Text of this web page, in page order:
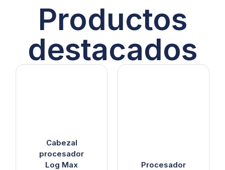
Productos
destacados
Cabezal
procesador
Log Max
Procesador